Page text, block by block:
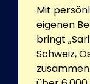
Mit
eigenen
bringt
Schweiz,